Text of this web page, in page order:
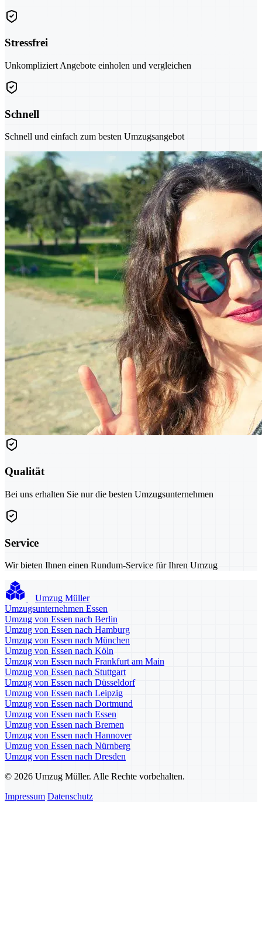
Stressfrei
Unkompliziert Angebote einholen und vergleichen
Schnell
Schnell und einfach zum besten Umzugsangebot
Qualität
Bei uns erhalten Sie nur die besten Umzugsunternehmen
Service
Wir bieten Ihnen einen Rundum-Service für Ihren Umzug
Umzug Müller
Umzugsunternehmen Essen
Umzug von Essen nach Berlin
Umzug von Essen nach Hamburg
Umzug von Essen nach München
Umzug von Essen nach Köln
Umzug von Essen nach Frankfurt am Main
Umzug von Essen nach Stuttgart
Umzug von Essen nach Düsseldorf
Umzug von Essen nach Leipzig
Umzug von Essen nach Dortmund
Umzug von Essen nach Essen
Umzug von Essen nach Bremen
Umzug von Essen nach Hannover
Umzug von Essen nach Nürnberg
Umzug von Essen nach Dresden
© 2026 Umzug Müller. Alle Rechte vorbehalten.
Impressum Datenschutz